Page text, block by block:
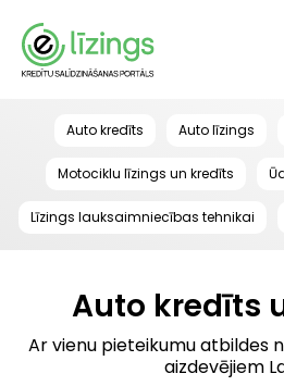
Auto kredīts Auto līzings
Motociklu līzings un kredīts
Līzings lauksaimniecības tehnikai
Auto kredīts
Ar vienu pieteikumu atbildes
aizdevējiem